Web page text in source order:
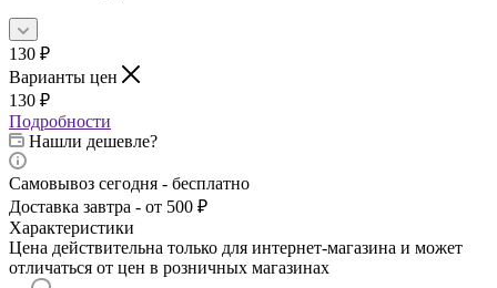
130 ₽
Варианты цен
130 ₽
Подробности
Нашли дешевле?
Самовывоз сегодня - бесплатно
Доставка завтра - от 500 ₽
Характеристики
Цена действительна только для интернет-магазина и может
отличаться от цен в розничных магазинах